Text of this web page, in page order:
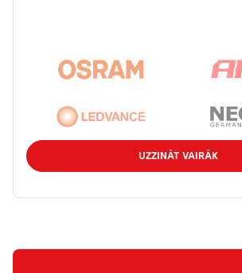
UZZINĀT VAIRĀK